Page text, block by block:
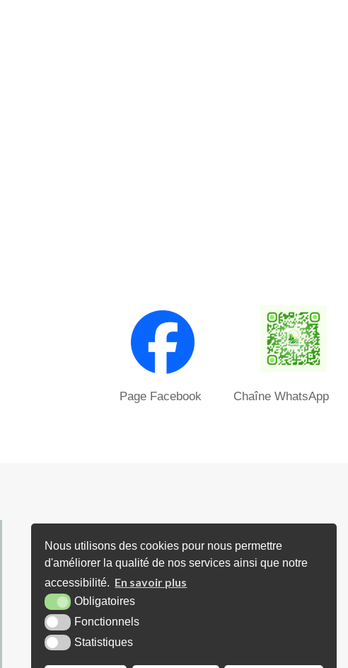
Nous utilisons des cookies pour nous permettre
d'améliorer la qualité de nos services ainsi que notre
accessibilité. En savoir plus
Obligatoires
Fonctionnels
Statistiques
Page Facebook Chaîne WhatsApp
Horaires d'ouverture
Lundi : Sur RDV (avec Madame le Mairie
et/ou Adjoints)
Mardi : De 16h00 à 18h00 (ou sur RDV)
Mercredi : Uniquement sur RDV